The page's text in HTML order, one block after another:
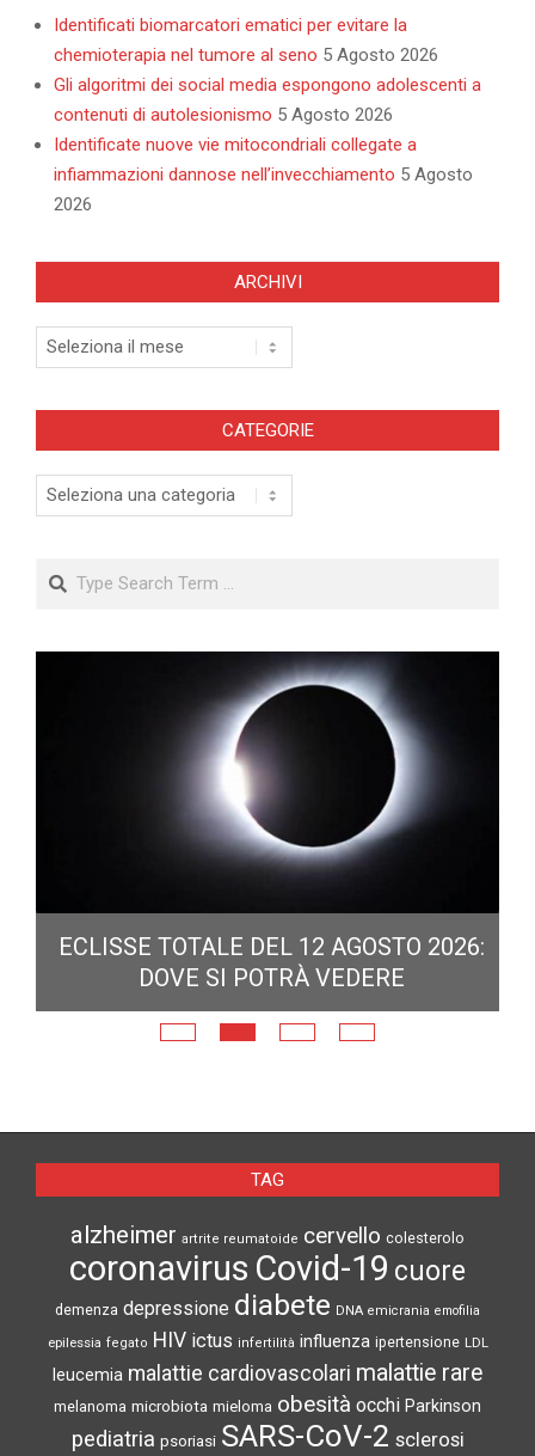
Identificati biomarcatori ematici per evitare la
chemioterapia nel tumore al seno 5 Agosto 2026
Gli algoritmi dei social media espongono adolescenti a
contenuti di autolesionismo 5 Agosto 2026
Identificate nuove vie mitocondriali collegate a
infiammazioni dannose nell’invecchiamento 5 Agosto
2026
ARCHIVI
Archivi
CATEGORIE
Categorie
Search
ECLISSE TOTALE DEL 12 AGOSTO 2026:
DOVE SI POTRÀ VEDERE
TAG
alzheimer artrite reumatoide cervello colesterolo
coronavirus Covid-19 cuore
demenza depressione diabete DNA emicrania emofilia
epilessia fegato HIV ictus infertilità influenza ipertensione LDL
leucemia malattie cardiovascolari malattie rare
melanoma microbiota mieloma obesità occhi Parkinson
pediatria psoriasi SARS-CoV-2 sclerosi